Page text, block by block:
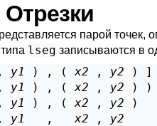
Отрезки
парой точек,
lseg записываются в
y1 ) , ( x2 , y2 ) ]
y1 ) , ( x2 , y2 ) )
y1 ) , ( x2 , y2 )
y1
   ,
x2 , y2